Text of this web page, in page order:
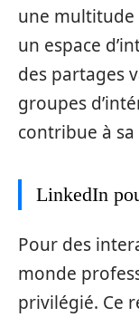
une
un espace
des partages
groupes
contribue à
LinkedIn
Pour des
monde
privilégié. Ce